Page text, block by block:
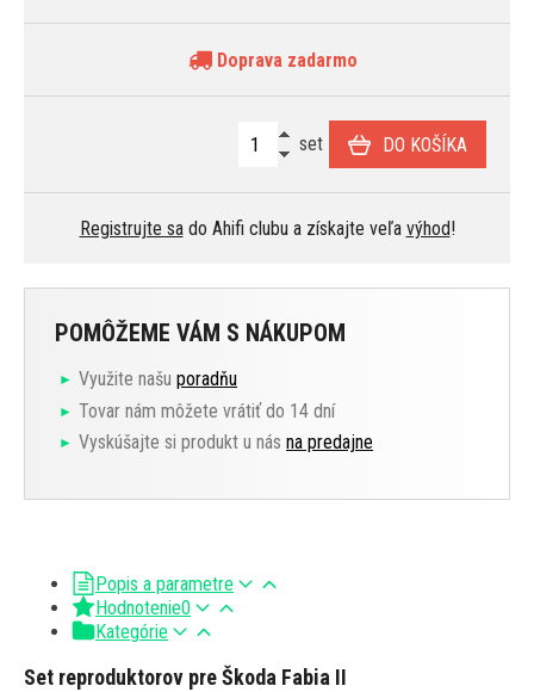
Doprava zadarmo
set DO KOŠÍKA
Registrujte sado Ahifi clubu a získajte veľa výhod!
POMÔŽEME VÁM S NÁKUPOM
Využite našu poradňu
Tovar nám môžete vrátiť do 14 dní
Vyskúšajte si produkt u nás na predajne
Popis a parametre
Hodnotenie0
Kategórie
Set reproduktorov pre Škoda Fabia II